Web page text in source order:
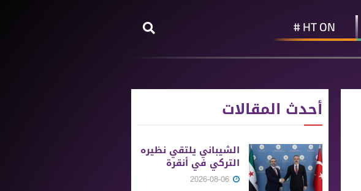
HT ON #
أحدث المقالات
الشيباني يلتقي نظيره
التركي في أنقرة